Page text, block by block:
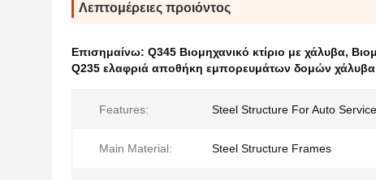
Λεπτομέρειες προιόντος
Επισημαίνω: Q345 Βιομηχανικό κτίριο με χάλυβα,
Q235 ελαφριά αποθήκη εμπορευμάτων δομών χάλυβα
Features: Steel Structure For Auto
Main Material: Steel Structure Frames